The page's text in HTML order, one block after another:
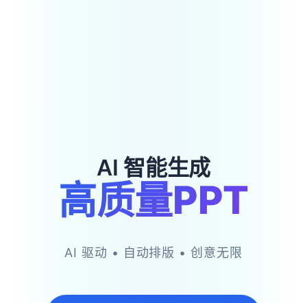
🌴
🌴
AI 智能生成
高质量PPT
AI 驱动 • 自动排版 • 创意无限